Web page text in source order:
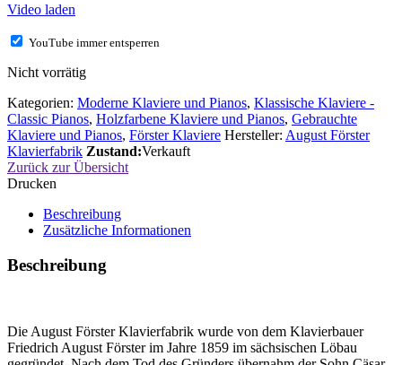
Video laden
YouTube immer entsperren
Nicht vorrätig
Kategorien: Moderne Klaviere und Pianos, Klassische Klaviere -
Classic Pianos, Holzfarbene Klaviere und Pianos, Gebrauchte
Klaviere und Pianos, Förster Klaviere Hersteller: August Förster
Klavierfabrik Zustand:Verkauft
Zurück zur Übersicht
Drucken
Beschreibung
Zusätzliche Informationen
Beschreibung
Die August Förster Klavierfabrik wurde von dem Klavierbauer
Friedrich August Förster im Jahre 1859 im sächsischen Löbau